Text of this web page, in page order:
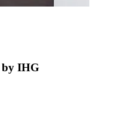
IHG